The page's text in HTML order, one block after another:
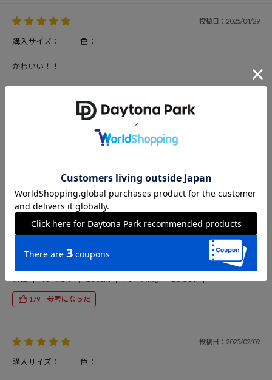
投稿日：2025/04/29
購入サイズ： 色：
かわいい！！
投稿者：サカモト
いい生地感でオーバー目でも変な感じの大きさにならなくて着やす
い。洗えば洗うほどテロテロになるが、それが古着っぽくていいのか
も。他のブランドのものより正規のイメージになっていてよい。
男性
40代後半 180cm 70～74kg 28.5cm
179 参考になった
投稿日：2025/02/09
購入サイズ： 色：